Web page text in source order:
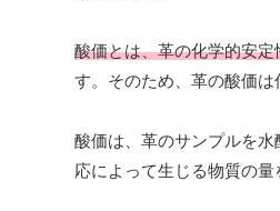
酸価とは、革の化学的安
す。そのため、革の酸価は
酸価は、革のサンプルを
応によって生じる物質の量